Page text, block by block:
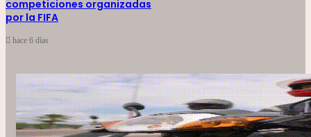
competiciones organizadas
por la FIFA
hace 6 días